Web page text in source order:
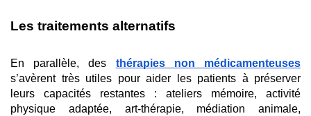
Les traitements alternatifs
En parallèle, des thérapies non médicamenteuses
s’avèrent très utiles pour aider les patients à préserver
leurs capacités restantes : ateliers mémoire, activité
physique adaptée, art-thérapie, médiation animale,